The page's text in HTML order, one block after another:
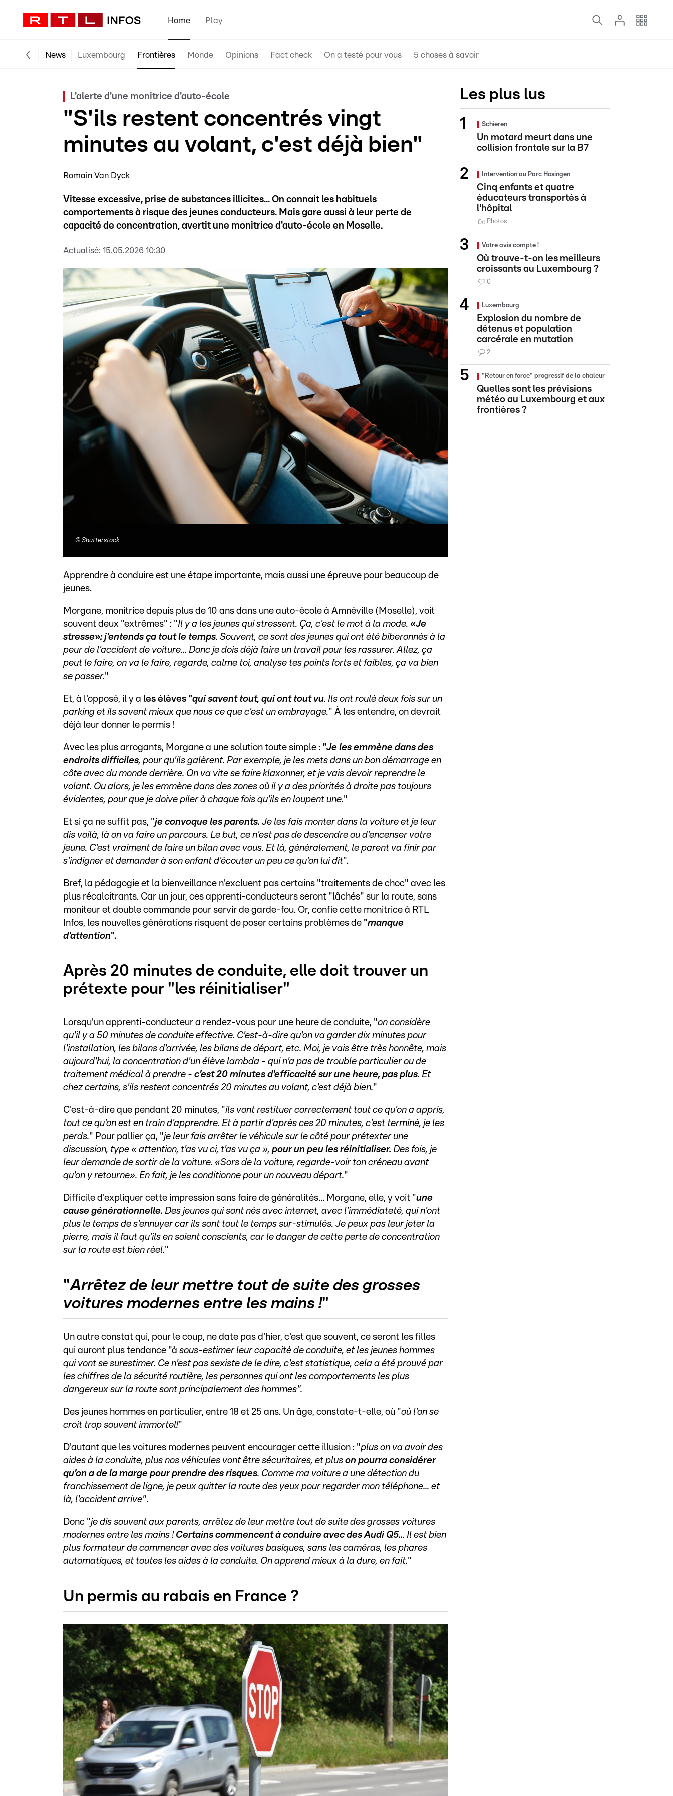
Home Play
News Luxembourg Frontières Monde Opinions Fact check On a testé pour vous 5 choses à savoir
L'alerte d'une monitrice d'auto-école
"S'ils restent concentrés vingt
minutes au volant, c'est déjà bien"
Romain Van Dyck
Vitesse excessive, prise de substances illicites... On connait les habituels
comportements à risque des jeunes conducteurs. Mais gare aussi à leur perte de
capacité de concentration, avertit une monitrice d'auto-école en Moselle.
Actualisé: 15.05.2026 10:30
© Shutterstock
Apprendre à conduire est une étape importante, mais aussi une épreuve pour beaucoup de
jeunes.
Morgane, monitrice depuis plus de 10 ans dans une auto-école à Amnéville (Moselle), voit
souvent deux "extrêmes" : "Il y a les jeunes qui stressent. Ça, c'est le mot à la mode. «Je
stresse»: j'entends ça tout le temps. Souvent, ce sont des jeunes qui ont été biberonnés à la
peur de l'accident de voiture... Donc je dois déjà faire un travail pour les rassurer. Allez, ça
peut le faire, on va le faire, regarde, calme toi, analyse tes points forts et faibles, ça va bien
se passer."
Et, à l'opposé, il y a les élèves "qui savent tout, qui ont tout vu. Ils ont roulé deux fois sur un
parking et ils savent mieux que nous ce que c'est un embrayage." À les entendre, on devrait
déjà leur donner le permis !
Avec les plus arrogants, Morgane a une solution toute simple : "Je les emmène dans des
endroits difficiles, pour qu'ils galèrent. Par exemple, je les mets dans un bon démarrage en
côte avec du monde derrière. On va vite se faire klaxonner, et je vais devoir reprendre le
volant. Ou alors, je les emmène dans des zones où il y a des priorités à droite pas toujours
évidentes, pour que je doive piler à chaque fois qu'ils en loupent une."
Et si ça ne suffit pas, "je convoque les parents. Je les fais monter dans la voiture et je leur
dis voilà, là on va faire un parcours. Le but, ce n'est pas de descendre ou d'encenser votre
jeune. C'est vraiment de faire un bilan avec vous. Et là, généralement, le parent va finir par
s'indigner et demander à son enfant d'écouter un peu ce qu'on lui dit".
Bref, la pédagogie et la bienveillance n'excluent pas certains "traitements de choc" avec les
plus récalcitrants. Car un jour, ces apprenti-conducteurs seront "lâchés" sur la route, sans
moniteur et double commande pour servir de garde-fou. Or, confie cette monitrice à RTL
Infos, les nouvelles générations risquent de poser certains problèmes de "manque
d'attention".
Après 20 minutes de conduite, elle doit trouver un
prétexte pour "les réinitialiser"
Lorsqu'un apprenti-conducteur a rendez-vous pour une heure de conduite, "on considère
qu'il y a 50 minutes de conduite effective. C'est-à-dire qu'on va garder dix minutes pour
l'installation, les bilans d'arrivée, les bilans de départ, etc. Moi, je vais être très honnête, mais
aujourd'hui, la concentration d'un élève lambda - qui n'a pas de trouble particulier ou de
traitement médical à prendre - c'est 20 minutes d'efficacité sur une heure, pas plus. Et
chez certains, s'ils restent concentrés 20 minutes au volant, c'est déjà bien."
C'est-à-dire que pendant 20 minutes, "ils vont restituer correctement tout ce qu'on a appris,
tout ce qu'on est en train d'apprendre. Et à partir d'après ces 20 minutes, c'est terminé, je les
perds." Pour pallier ça, "je leur fais arrêter le véhicule sur le côté pour prétexter une
discussion, type « attention, t'as vu ci, t'as vu ça », pour un peu les réinitialiser. Des fois, je
leur demande de sortir de la voiture. «Sors de la voiture, regarde-voir ton créneau avant
qu'on y retourne». En fait, je les conditionne pour un nouveau départ."
Difficile d'expliquer cette impression sans faire de généralités... Morgane, elle, y voit "une
cause générationnelle. Des jeunes qui sont nés avec internet, avec l'immédiateté, qui n'ont
plus le temps de s'ennuyer car ils sont tout le temps sur-stimulés. Je peux pas leur jeter la
pierre, mais il faut qu'ils en soient conscients, car le danger de cette perte de concentration
sur la route est bien réel."
"Arrêtez de leur mettre tout de suite des grosses
voitures modernes entre les mains !"
Un autre constat qui, pour le coup, ne date pas d'hier, c'est que souvent, ce seront les filles
qui auront plus tendance "à sous-estimer leur capacité de conduite, et les jeunes hommes
qui vont se surestimer. Ce n'est pas sexiste de le dire, c'est statistique, cela a été prouvé par
les chiffres de la sécurité routière, les personnes qui ont les comportements les plus
dangereux sur la route sont principalement des hommes".
Des jeunes hommes en particulier, entre 18 et 25 ans. Un âge, constate-t-elle, où "où l'on se
croit trop souvent immortel!"
D'autant que les voitures modernes peuvent encourager cette illusion : "plus on va avoir des
aides à la conduite, plus nos véhicules vont être sécuritaires, et plus on pourra considérer
qu'on a de la marge pour prendre des risques. Comme ma voiture a une détection du
franchissement de ligne, je peux quitter la route des yeux pour regarder mon téléphone... et
là, l'accident arrive".
Donc "je dis souvent aux parents, arrêtez de leur mettre tout de suite des grosses voitures
modernes entre les mains ! Certains commencent à conduire avec des Audi Q5... Il est bien
plus formateur de commencer avec des voitures basiques, sans les caméras, les phares
automatiques, et toutes les aides à la conduite. On apprend mieux à la dure, en fait."
Un permis au rabais en France ?
Les plus lus
Schieren
Un motard meurt dans une
collision frontale sur la B7
Intervention au Parc Hosingen
Cinq enfants et quatre
éducateurs transportés à
l'hôpital
Photos
Votre avis compte !
Où trouve-t-on les meilleurs
croissants au Luxembourg ?
0
Luxembourg
Explosion du nombre de
détenus et population
carcérale en mutation
2
"Retour en force" progressif de la chaleur
Quelles sont les prévisions
météo au Luxembourg et aux
frontières ?